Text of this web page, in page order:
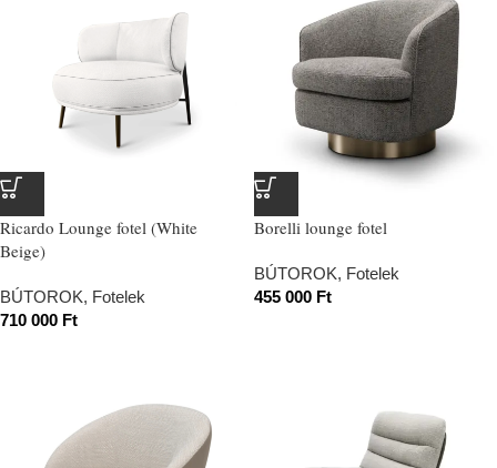
Ricardo Lounge fotel (White
Beige)
BÚTOROK, Fotelek
710 000 Ft
Borelli lounge fotel
BÚTOROK, Fotelek
455 000 Ft